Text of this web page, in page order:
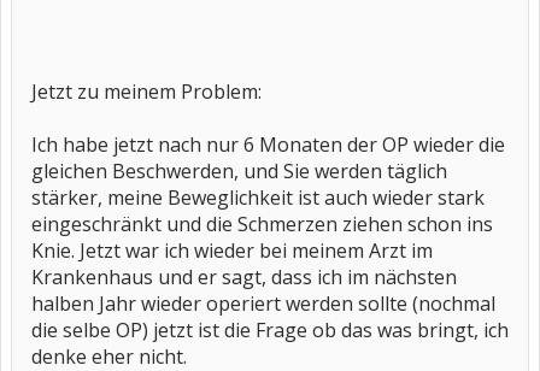
Jetzt zu meinem Problem:
Ich habe jetzt nach nur 6 Monaten der OP wieder die
gleichen Beschwerden, und Sie werden täglich
stärker, meine Beweglichkeit ist auch wieder stark
eingeschränkt und die Schmerzen ziehen schon ins
Knie. Jetzt war ich wieder bei meinem Arzt im
Krankenhaus und er sagt, dass ich im nächsten
halben Jahr wieder operiert werden sollte (nochmal
die selbe OP) jetzt ist die Frage ob das was bringt, ich
denke eher nicht.